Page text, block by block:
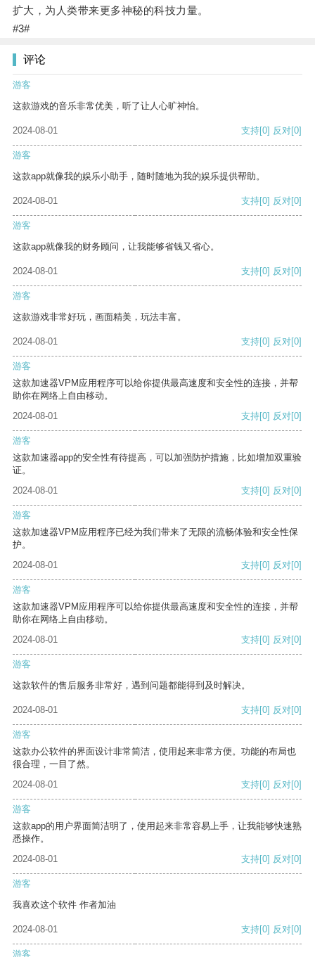
扩大，为人类带来更多神秘的科技力量。
#3#
评论
游客
这款游戏的音乐非常优美，听了让人心旷神怡。
2024-08-01 支持[0] 反对[0]
游客
这款app就像我的娱乐小助手，随时随地为我的娱乐提供帮助。
2024-08-01 支持[0] 反对[0]
游客
这款app就像我的财务顾问，让我能够省钱又省心。
2024-08-01 支持[0] 反对[0]
游客
这款游戏非常好玩，画面精美，玩法丰富。
2024-08-01 支持[0] 反对[0]
游客
这款加速器VPM应用程序可以给你提供最高速度和安全性的连接，并帮
助你在网络上自由移动。
2024-08-01
支持[0] 反对[0]
游客
这款加速器app的安全性有待提高，可以加强防护措施，比如增加双重验
证。
2024-08-01
支持[0] 反对[0]
游客
这款加速器VPM应用程序已经为我们带来了无限的流畅体验和安全性保
护。
2024-08-01
支持[0] 反对[0]
游客
这款加速器VPM应用程序可以给你提供最高速度和安全性的连接，并帮
助你在网络上自由移动。
2024-08-01
支持[0] 反对[0]
游客
这款软件的售后服务非常好，遇到问题都能得到及时解决。
2024-08-01 支持[0] 反对[0]
游客
这款办公软件的界面设计非常简洁，使用起来非常方便。功能的布局也
很合理，一目了然。
2024-08-01
支持[0] 反对[0]
游客
这款app的用户界面简洁明了，使用起来非常容易上手，让我能够快速熟
悉操作。
2024-08-01
支持[0] 反对[0]
游客
我喜欢这个软件 作者加油
2024-08-01 支持[0] 反对[0]
游客